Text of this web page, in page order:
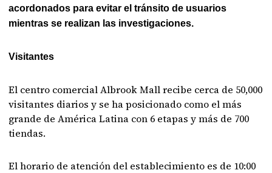
acordonados para evitar el tránsito de usuarios
mientras se realizan las investigaciones.
Visitantes
El centro comercial Albrook Mall recibe cerca de 50,000
visitantes diarios y se ha posicionado como el más
grande de América Latina con 6 etapas y más de 700
tiendas.
El horario de atención del establecimiento es de 10:00